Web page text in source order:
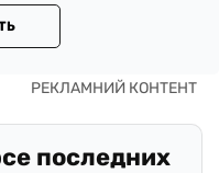
последних